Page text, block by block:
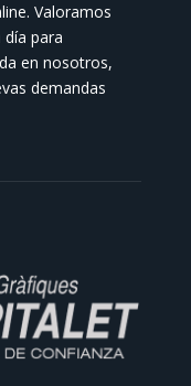
Valoramos
para
en nosotros,
demandas